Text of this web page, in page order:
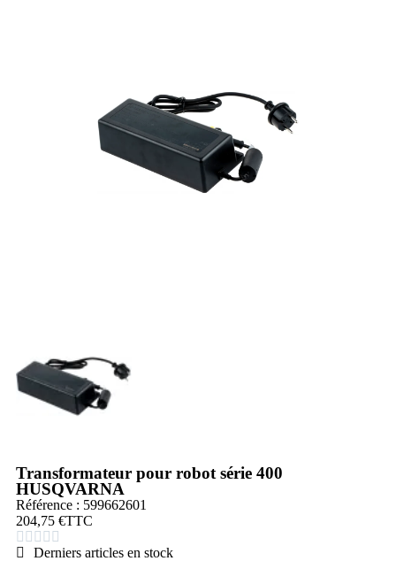
Transformateur pour robot série 400
HUSQVARNA
Référence : 599662601
204,75 €TTC
    
Derniers articles en stock